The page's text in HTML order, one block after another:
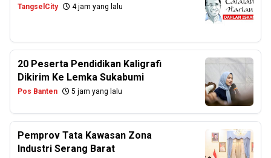
TangselCity 4 jam yang lalu
20 Peserta Pendidikan Kaligrafi
Dikirim Ke Lemka Sukabumi
Pos Banten 5 jam yang lalu
Pemprov Tata Kawasan Zona
Industri Serang Barat